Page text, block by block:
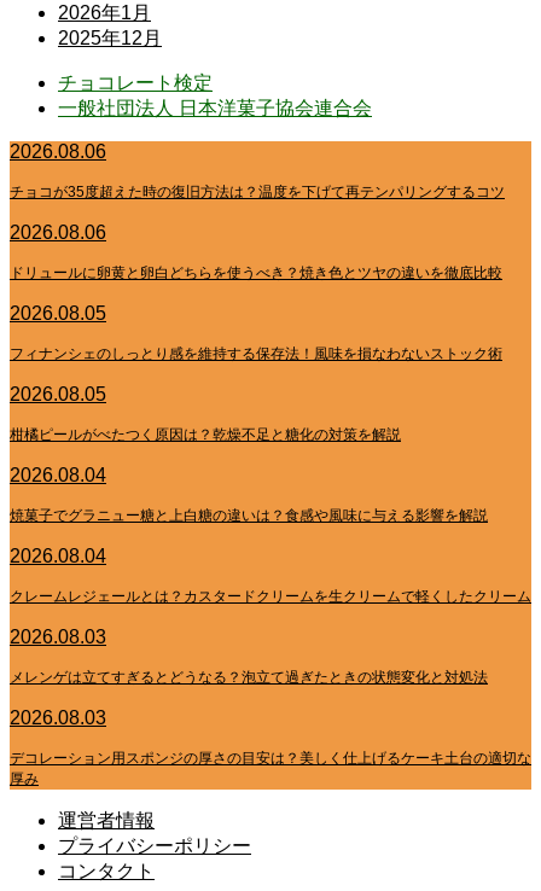
2026年1月
2025年12月
チョコレート検定
一般社団法人 日本洋菓子協会連合会
2026.08.06
チョコが35度超えた時の復旧方法は？温度を下げて再テンパリングするコツ
2026.08.06
ドリュールに卵黄と卵白どちらを使うべき？焼き色とツヤの違いを徹底比較
2026.08.05
フィナンシェのしっとり感を維持する保存法！風味を損なわないストック術
2026.08.05
柑橘ピールがべたつく原因は？乾燥不足と糖化の対策を解説
2026.08.04
焼菓子でグラニュー糖と上白糖の違いは？食感や風味に与える影響を解説
2026.08.04
クレームレジェールとは？カスタードクリームを生クリームで軽くしたクリーム
2026.08.03
メレンゲは立てすぎるとどうなる？泡立て過ぎたときの状態変化と対処法
2026.08.03
デコレーション用スポンジの厚さの目安は？美しく仕上げるケーキ土台の適切な
厚み
運営者情報
プライバシーポリシー
コンタクト